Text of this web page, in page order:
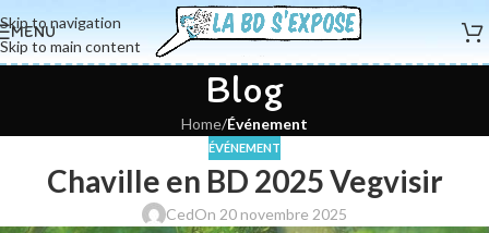
Skip to navigation
Skip to main content
MENU
Blog
Home/Événement
ÉVÉNEMENT
Chaville en BD 2025 Vegvisir
CedOn 20 novembre 2025